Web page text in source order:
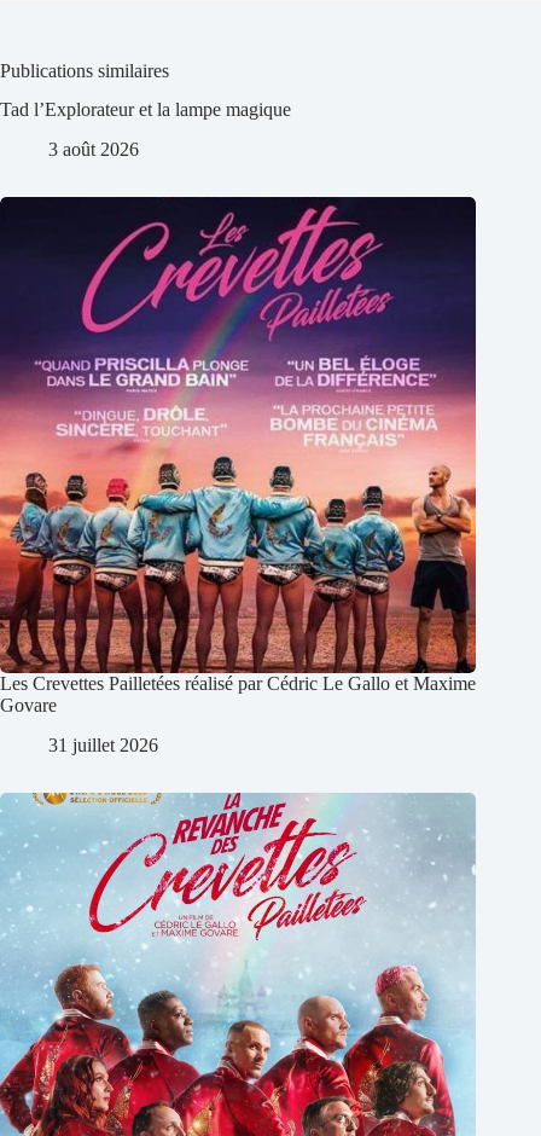
Publications similaires
Tad l’Explorateur et la lampe magique
3 août 2026
Les Crevettes Pailletées réalisé par Cédric Le Gallo et Maxime
Govare
31 juillet 2026